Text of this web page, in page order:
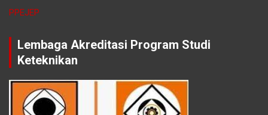
PPEJEP
Lembaga Akreditasi Program Studi
Keteknikan